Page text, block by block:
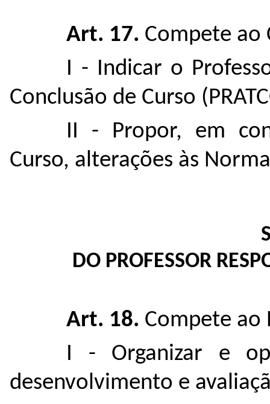
Art. 17. Compete ao
I - Indicar o
Conclusão de Curso
II - Propor, em
Curso, alterações às
DO PROFESSOR
Art. 18. Compete ao
I - Organizar e
desenvolvimento e